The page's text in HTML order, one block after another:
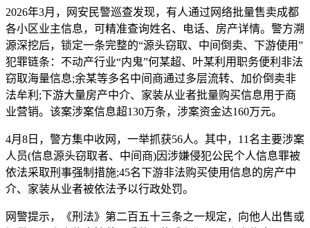
2026年3月，网安民警巡查发现，有人通过网络批量售卖成都
各小区业主信息，可精准查询姓名、电话、房产详情。警方溯
源深挖后，锁定一条完整的“源头窃取、中间倒卖、下游使用”
犯罪链条：不动产行业“内鬼”何某超、叶某利用职务便利非法
窃取海量信息;余某等多名中间商通过多层流转、加价倒卖非
法牟利;下游大量房产中介、家装从业者批量购买信息用于商
业营销。该案涉案信息超130万条，涉案资金达160万元。
4月8日，警方集中收网，一举抓获56人。其中，11名主要涉案
人员(信息源头窃取者、中间商)因涉嫌侵犯公民个人信息罪被
依法采取刑事强制措施;45名下游非法购买使用信息的房产中
介、家装从业者被依法予以行政处罚。
网警提示，《刑法》第二百五十三条之一规定，向他人出售或